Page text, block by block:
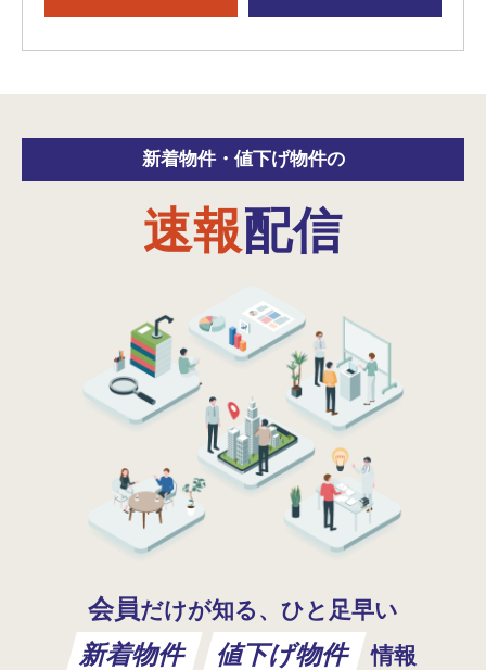
新着物件・ 値下げ物件の
速報配信
会員だけが知る、ひと足早い
新着物件 値下げ物件 情報